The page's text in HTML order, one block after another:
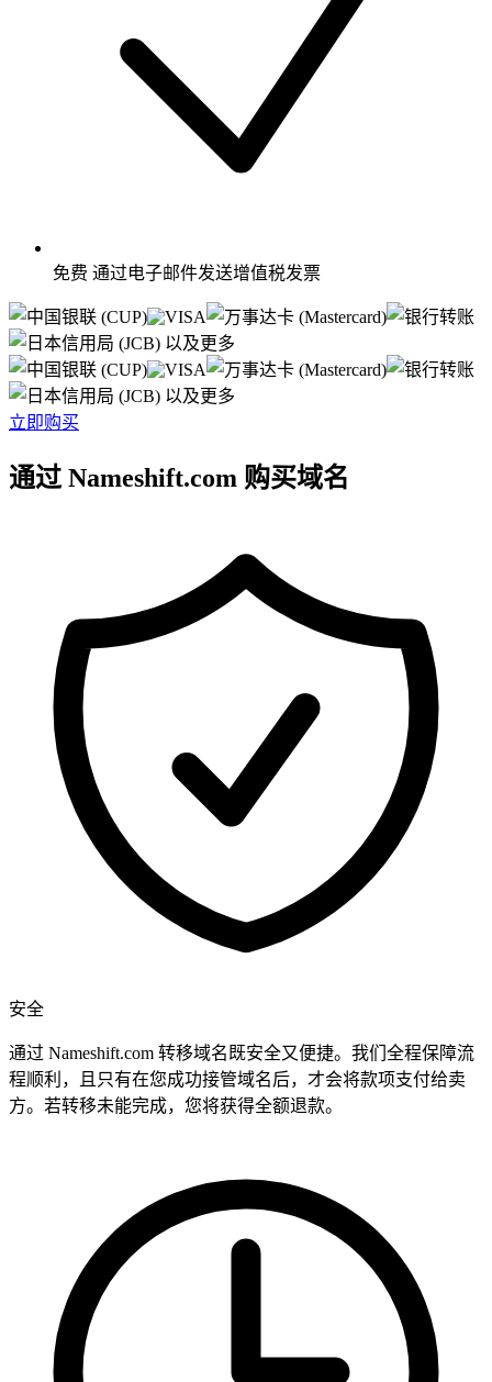
免费 通过电子邮件发送增值税发票
以及更多
以及更多
立即购买
通过 Nameshift.com 购买域名
安全
通过 Nameshift.com 转移域名既安全又便捷。我们全程保障流
程顺利，且只有在您成功接管域名后，才会将款项支付给卖
方。若转移未能完成，您将获得全额退款。